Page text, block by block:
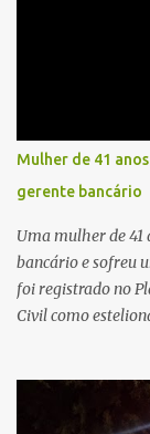
ampliando
o Sistema Único
Federal tem
da atenção
regionalização
de demandas
principal missão
mas decidir
possível à
teoria da admini...
Mulher de 41
gerente bancário
Uma mulher de
bancário e sofreu
foi registrado no
Civil como
suspeito alegou
e passou a